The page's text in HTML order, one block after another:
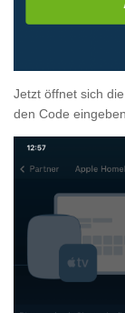
Jetzt öffnet sich
den Code eingeben.